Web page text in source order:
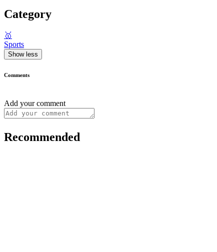
Category
🥇
Sports
Show less
Comments
Add your comment
Recommended